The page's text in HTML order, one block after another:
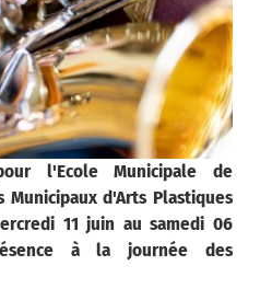
l'Ecole Municipale de
d'Arts Plastiques
11 juin au samedi 06
à la journée des